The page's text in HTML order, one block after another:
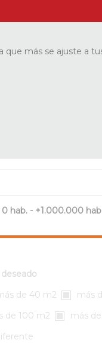
que más se ajuste a
0 hab. - +1.000.000
de 40 m2
más
de 100 m2
más